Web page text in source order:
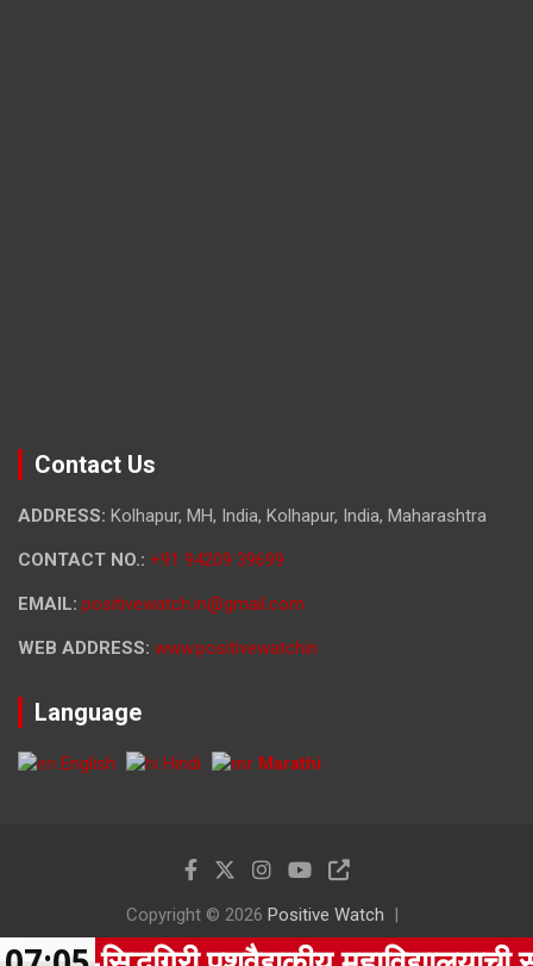
Contact Us
ADDRESS: Kolhapur, MH, India, Kolhapur, India, Maharashtra
CONTACT NO.: +91 94209 39699
EMAIL: positivewatch.in@gmail.com
WEB ADDRESS: www.positivewatchin
Language
English Hindi Marathi
Copyright © 2026 Positive Watch
Theme by:Theme Horse Proudly Powered by: